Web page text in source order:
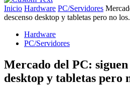
Inicio Hardware PC/Servidores
descenso desktop y tabletas pero no
Hardware
PC/Servidores
Mercado del PC: siguen
desktop y tabletas pero